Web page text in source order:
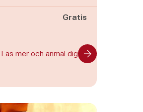
Gratis
Läs mer och anmäl dig